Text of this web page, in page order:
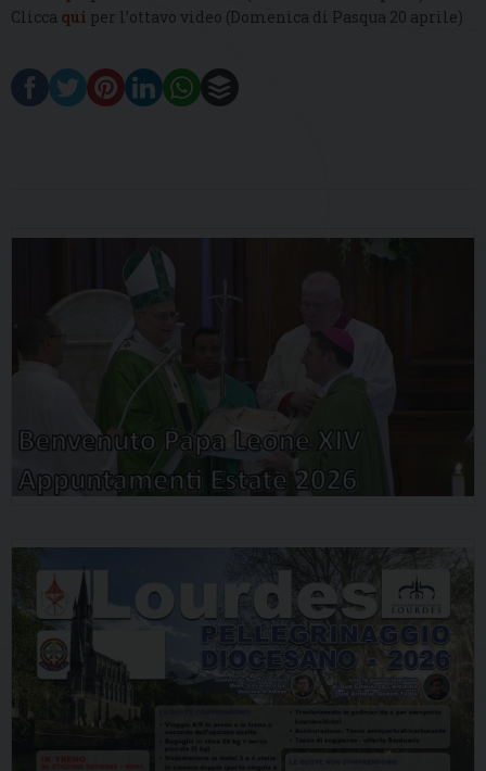
Clicca qui per l’ottavo video (Domenica di Pasqua 20 aprile)